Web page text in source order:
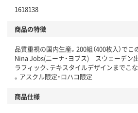
仕組
アスクルで資源循
温室効果ガスなどの
この商品の環境配慮ポイントです。下記商品
1618138
商品の特徴
品質重視の国内生産。200組（400枚入）でこ
Nina Jobs(ニーナ・ヨブス) スウェーデン
ラフィック、テキスタイルデザインまでこ
。アスクル限定・ロハコ限定
商品仕様